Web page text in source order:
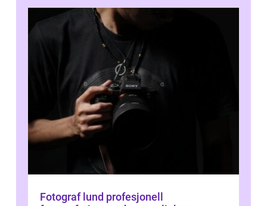
Fotograf lund profesjonell